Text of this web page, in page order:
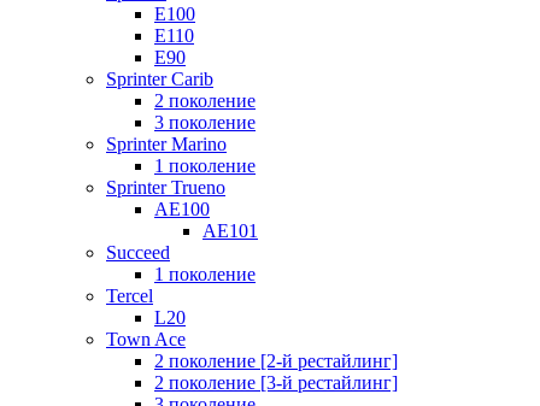
E100
E110
E90
Sprinter Carib
2 поколение
3 поколение
Sprinter Marino
1 поколение
Sprinter Trueno
AE100
AE101
Succeed
1 поколение
Tercel
L20
Town Ace
2 поколение [2-й рестайлинг]
2 поколение [3-й рестайлинг]